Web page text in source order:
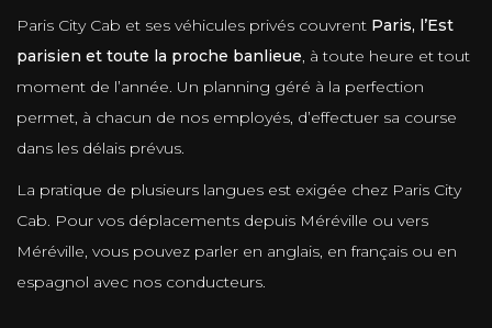
Paris City Cab et ses véhicules privés couvrent Paris, l’Est
parisien et toute la proche banlieue, à toute heure et tout
moment de l’année. Un planning géré à la perfection
permet, à chacun de nos employés, d’effectuer sa course
dans les délais prévus.
La pratique de plusieurs langues est exigée chez Paris City
Cab. Pour vos déplacements depuis Méréville ou vers
Méréville, vous pouvez parler en anglais, en français ou en
espagnol avec nos conducteurs.